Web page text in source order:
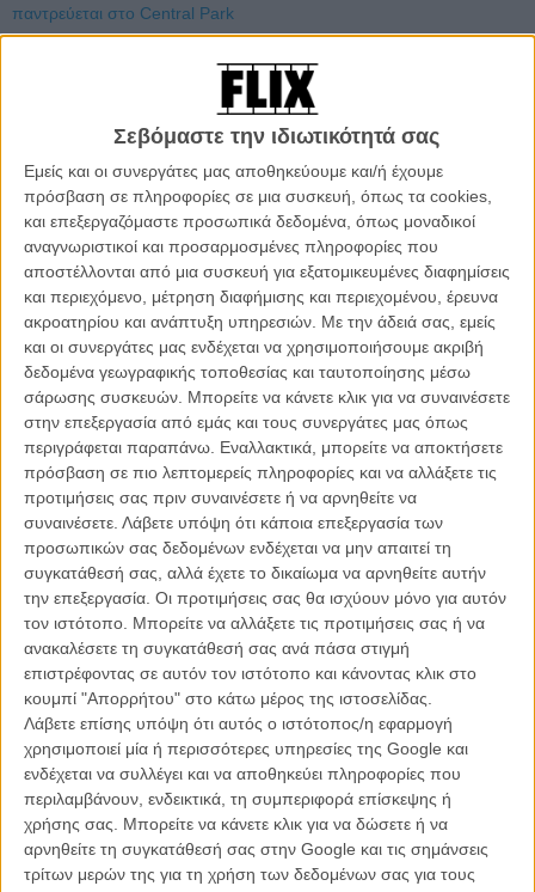
Σεβόμαστε την ιδιωτικότητά σας
Εμείς και οι συνεργάτες μας αποθηκεύουμε και/ή έχουμε
πρόσβαση σε πληροφορίες σε μια συσκευή, όπως τα cookies,
και επεξεργαζόμαστε προσωπικά δεδομένα, όπως μοναδικοί
αναγνωριστικοί και προσαρμοσμένες πληροφορίες που
αποστέλλονται από μια συσκευή για εξατομικευμένες διαφημίσεις
και περιεχόμενο, μέτρηση διαφήμισης και περιεχομένου, έρευνα
ακροατηρίου και ανάπτυξη υπηρεσιών. Με την άδειά σας, εμείς
και οι συνεργάτες μας ενδέχεται να χρησιμοποιήσουμε ακριβή
δεδομένα γεωγραφικής τοποθεσίας και ταυτοποίησης μέσω
σάρωσης συσκευών. Μπορείτε να κάνετε κλικ για να συναινέσετε
στην επεξεργασία από εμάς και τους συνεργάτες μας όπως
περιγράφεται παραπάνω. Εναλλακτικά, μπορείτε να αποκτήσετε
πρόσβαση σε πιο λεπτομερείς πληροφορίες και να αλλάξετε τις
προτιμήσεις σας πριν συναινέσετε ή να αρνηθείτε να
συναινέσετε. Λάβετε υπόψη ότι κάποια επεξεργασία των
προσωπικών σας δεδομένων ενδέχεται να μην απαιτεί τη
συγκατάθεσή σας, αλλά έχετε το δικαίωμα να αρνηθείτε αυτήν
την επεξεργασία. Οι προτιμήσεις σας θα ισχύουν μόνο για αυτόν
τον ιστότοπο. Μπορείτε να αλλάξετε τις προτιμήσεις σας ή να
ανακαλέσετε τη συγκατάθεσή σας ανά πάσα στιγμή
επιστρέφοντας σε αυτόν τον ιστότοπο και κάνοντας κλικ στο
κουμπί "Απορρήτου" στο κάτω μέρος της ιστοσελίδας.
Λάβετε επίσης υπόψη ότι αυτός ο ιστότοπος/η εφαρμογή
χρησιμοποιεί μία ή περισσότερες υπηρεσίες της Google και
ενδέχεται να συλλέγει και να αποθηκεύει πληροφορίες που
περιλαμβάνουν, ενδεικτικά, τη συμπεριφορά επίσκεψης ή
χρήσης σας. Μπορείτε να κάνετε κλικ για να δώσετε ή να
αρνηθείτε τη συγκατάθεσή σας στην Google και τις σημάνσεις
τρίτων μερών της για τη χρήση των δεδομένων σας για τους
παντρεύεται στο Central Park
Πριν από χρόνια του είχαν δώσει την περιγραφή του «νέου Τζίμι
Στιούαρτ». Σήμερα, το περιοδικό Esquire τον ονόμασε τον
«μπαμπά της Αμερικής» - κάτι που δεν του άρεσε και πολύ, καθώς
χτύπησε στην πραγματικότητα των 60 του, πλέον, χρόνων.
Το προηγούμενο Σάββατο, ο Τομ Χανκς ήταν για 9η φορά ο
οικοδεσπότης του Saturday Night Live - δύο μόλις Σάββατα στην
τελική ευθεία των αμερικανικών εκλογών. Ο Χανκς, προμοτάροντας
το «Sully» πριν από λίγες εβδομάδες είπε ξάστερα τη γνώμη του για
το πόσο επείγουσες είναι οι ιστορικές στιγμές για την Αμερική και
κατακεραύνωσε τον Τραμπ, με σωστό, κάθετο, αυστηρό λόγο: «Δε
χρειάζεται να γίνει η Αμερική ξανά σπουδαία, είναι σπουδαία ήδη».
Θυμηθείτε κι αυτό: Ο Τομ Χανκς αναπαριστά -live- όλες τις ταινίες
του μέσα σε 7 λεπτά!